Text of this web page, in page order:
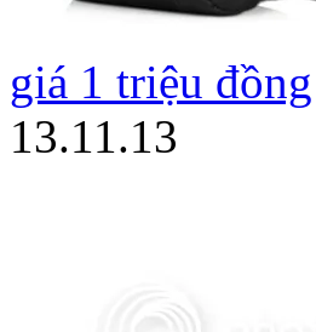
giá 1 triệu đồng
13.11.13